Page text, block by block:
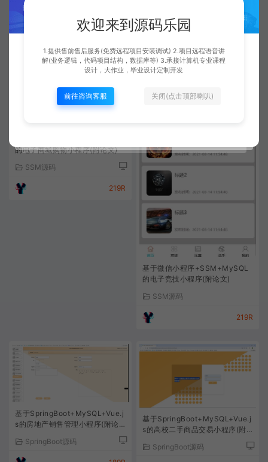
的外卖购物小程序(附论文)
SSM源码
的电子商城购物小程序(附论文)
SSM源码
219R
基于微信小程序+SSM+MySQL
的电子竞技小程序(附论文)
SSM源码
219R
基于SpringBoot+MySQL+Vue.j
s的房地产销售管理小程序(附论
SpringBoot源码
基于SpringBoot+MySQL+Vue.j
s的高校二手商品交易小程序(附
SpringBoot源码
欢迎来到源码乐园
1.提供售前售后服务(免费远程项目安装调试) 2.项目远程语音讲
解(业务逻辑，代码项目结构，数据库等) 3.承接计算机专业课程
设计，大作业，毕业设计定制开发
前往咨询客服 关闭(点击顶部喇叭)